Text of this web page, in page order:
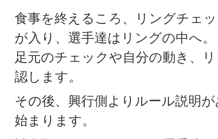
食事を終えるころ、リングチェ
が入り、選手達はリングの中へ。
足元のチェックや自分の動き、
認します。
その後、興行側よりルール説明
始まります。